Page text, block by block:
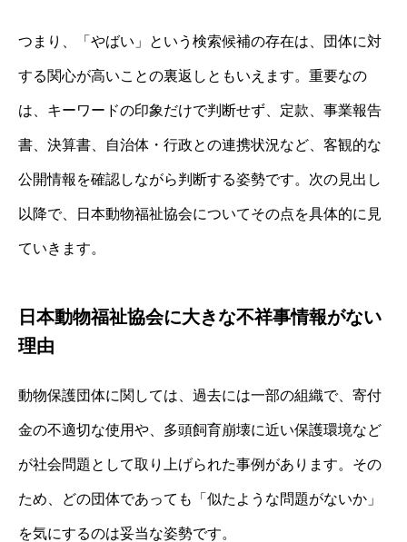
つまり、「やばい」という検索候補の存在は、団体に対
する関心が高いことの裏返しともいえます。重要なの
は、キーワードの印象だけで判断せず、定款、事業報告
書、決算書、自治体・行政との連携状況など、客観的な
公開情報を確認しながら判断する姿勢です。次の見出し
以降で、日本動物福祉協会についてその点を具体的に見
ていきます。
日本動物福祉協会に大きな不祥事情報がない
理由
動物保護団体に関しては、過去には一部の組織で、寄付
金の不適切な使用や、多頭飼育崩壊に近い保護環境など
が社会問題として取り上げられた事例があります。その
ため、どの団体であっても「似たような問題がないか」
を気にするのは妥当な姿勢です。